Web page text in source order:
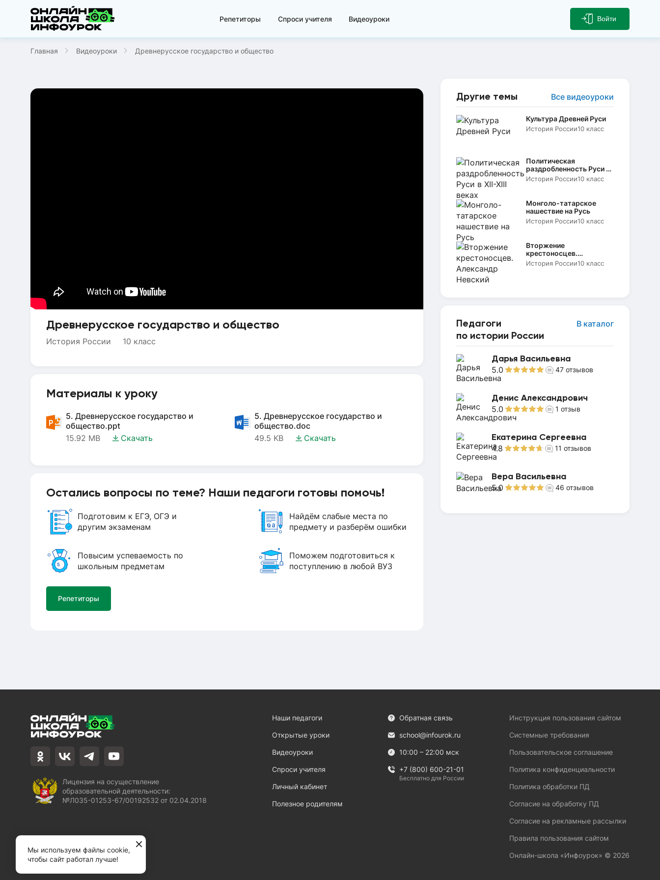
Репетиторы Спроси учителя Видеоуроки Войти
Главная Видеоуроки Древнерусское государство и общество
Другие темы Все видеоуроки
Культура Древней Руси
История России10 класс
Политическая
раздробленность Руси в
XII-XIII веках
История России10 класс
Монголо-татарское
нашествие на Русь
История России10 класс
Вторжение
крестоносцев.
Александр Невский
История России10 класс
Педагоги
по истории России
В каталог
Дарья Васильевна
5.0 47 отзывов
Денис Александрович
5.0 1 отзыв
Екатерина Сергеевна
4.8 11 отзывов
Вера Васильевна
5.0 46 отзывов
Древнерусское государство и общество
История России 10 класс
Материалы к уроку
5. Древнерусское государство и
общество.ppt
15.92 MB
Скачать
5. Древнерусское государство и
общество.doc
49.5 KB
Скачать
Остались вопросы по теме? Наши педагоги готовы помочь!
Подготовим к ЕГЭ, ОГЭ и
другим экзаменам
Найдём слабые места по
предмету и разберём ошибки
Повысим успеваемость по
школьным предметам
Поможем подготовиться к
поступлению в любой ВУЗ
Репетиторы
Лицензия на осуществление
образовательной деятельности:
№Л035-01253-67/00192532 от 02.04.2018
Наши педагоги
Открытые уроки
Видеоуроки
Спроси учителя
Личный кабинет
Полезное родителям
Обратная связь
school@infourok.ru
10:00 – 22:00 мск
+7 (800) 600-21-01
Бесплатно для России
Инструкция пользования сайтом
Системные требования
Пользовательское соглашение
Политика конфиденциальности
Политика обработки ПД
Согласие на обработку ПД
Согласие на рекламные рассылки
Правила пользования сайтом
Онлайн-школа «Инфоурок» © 2026
Мы используем файлы cookie,
чтобы сайт работал лучше!